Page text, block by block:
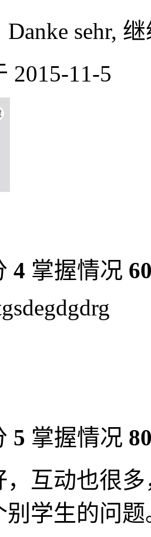
Danke sehr,
2015-11-5
4 掌握情况
5 掌握情况
，互动也很
别学生的问